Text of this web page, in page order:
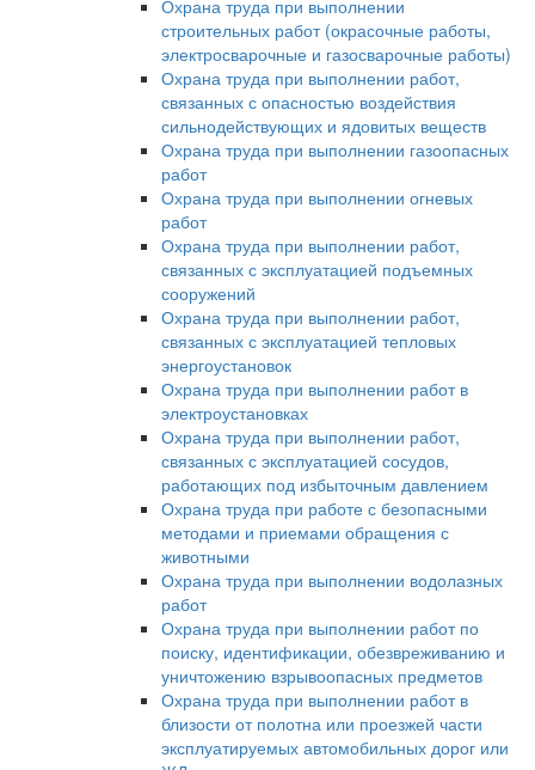
Охрана труда при выполнении
строительных работ (окрасочные работы,
электросварочные и газосварочные работы)
Охрана труда при выполнении работ,
связанных с опасностью воздействия
сильнодействующих и ядовитых веществ
Охрана труда при выполнении газоопасных
работ
Охрана труда при выполнении огневых
работ
Охрана труда при выполнении работ,
связанных с эксплуатацией подъемных
сооружений
Охрана труда при выполнении работ,
связанных с эксплуатацией тепловых
энергоустановок
Охрана труда при выполнении работ в
электроустановках
Охрана труда при выполнении работ,
связанных с эксплуатацией сосудов,
работающих под избыточным давлением
Охрана труда при работе с безопасными
методами и приемами обращения с
животными
Охрана труда при выполнении водолазных
работ
Охрана труда при выполнении работ по
поиску, идентификации, обезвреживанию и
уничтожению взрывоопасных предметов
Охрана труда при выполнении работ в
близости от полотна или проезжей части
эксплуатируемых автомобильных дорог или